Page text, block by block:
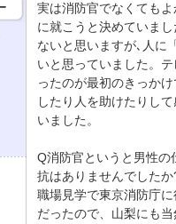
実は消防官でなくても
に就こうと決めていま
ないと思いますが､人に
いと思っていました。
ったのが最初のきっか
したり人を助けたりし
いました。
Q消防官というと男性の
抗はありませんでしたか
職場見学で東京消防庁
だったので、山梨にも